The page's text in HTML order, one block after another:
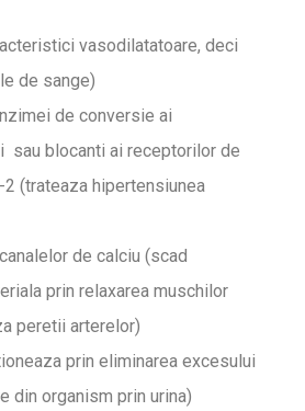
vasodilatatoare, deci
de sange)
de conversie ai
sau blocanti ai receptorilor de
(trateaza hipertensiunea
de calciu (scad
prin relaxarea muschilor
peretii arterelor)
prin eliminarea excesului
din organism prin urina)